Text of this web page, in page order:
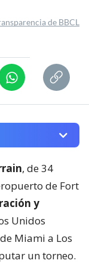
de BBCL
, de 34
de Fort
y
Unidos
Miami a Los
un torneo.